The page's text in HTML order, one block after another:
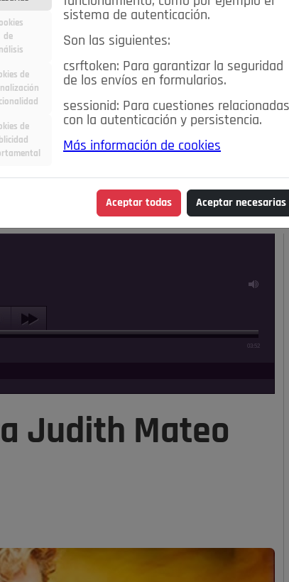
Deportes Economía
Educación
03:52
Judith Mateo
de
de
de
sistema de autenticación.
Son las siguientes:
csrftoken: Para garantizar la seguridad
de los envíos en formularios.
sessionid: Para cuestiones relacionadas
con la autenticación y persistencia.
Más información de cookies
Aceptar todas Aceptar necesarias